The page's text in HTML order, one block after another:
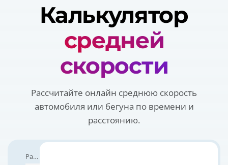
Калькулятор
средней
скорости
Рассчитайте онлайн среднюю скорость
автомобиля или бегуна по времени и
расстоянию.
Расстояние